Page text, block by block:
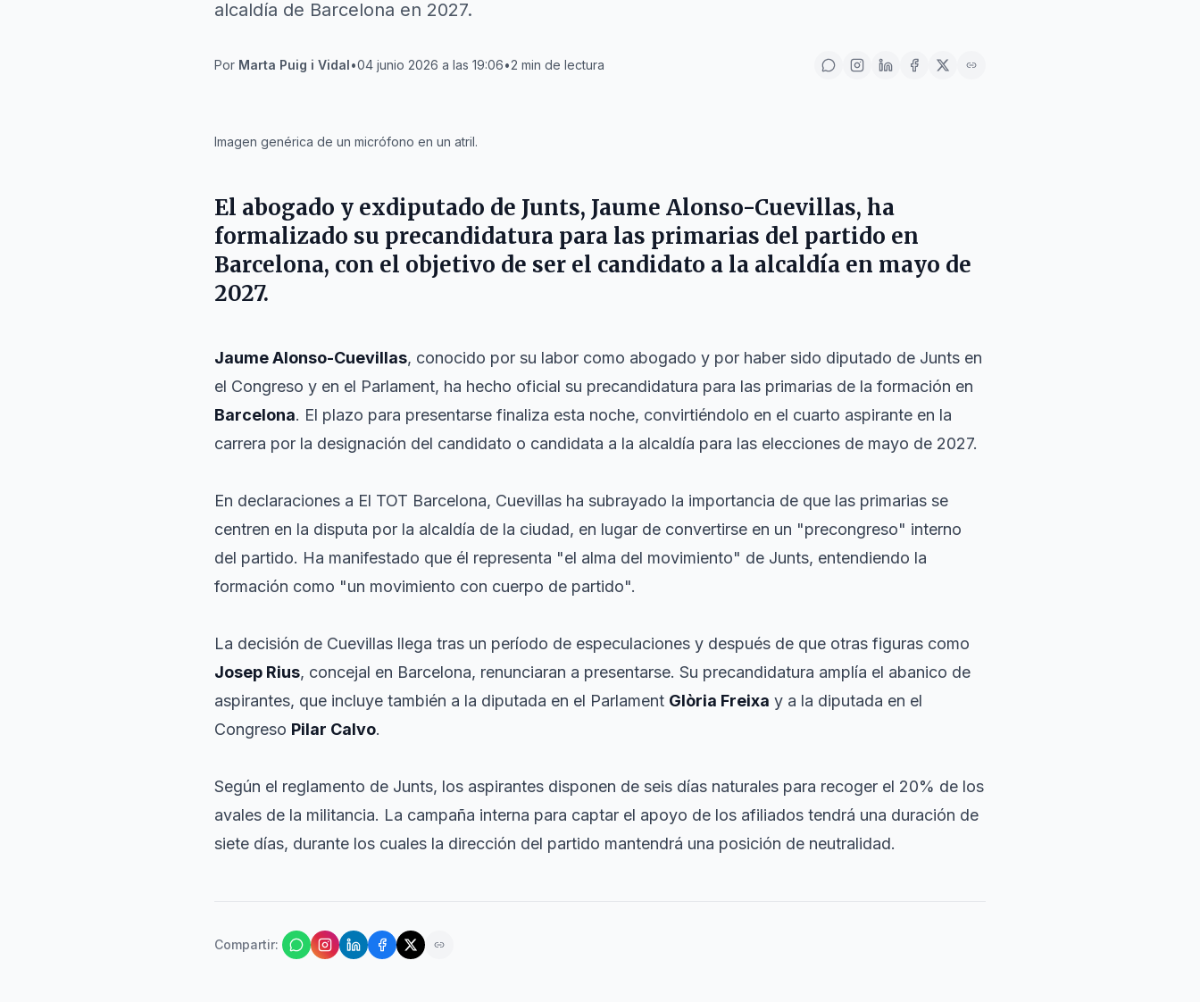
alcaldía de Barcelona en 2027.
Por Marta Puig i Vidal•04 junio 2026 a las 19:06•2 min de lectura
Imagen genérica de un micrófono en un atril.
El abogado y exdiputado de Junts, Jaume Alonso-Cuevillas, ha
formalizado su precandidatura para las primarias del partido en
Barcelona, con el objetivo de ser el candidato a la alcaldía en mayo de
2027.
Jaume Alonso-Cuevillas, conocido por su labor como abogado y por haber sido diputado de Junts en
el Congreso y en el Parlament, ha hecho oficial su precandidatura para las primarias de la formación en
Barcelona. El plazo para presentarse finaliza esta noche, convirtiéndolo en el cuarto aspirante en la
carrera por la designación del candidato o candidata a la alcaldía para las elecciones de mayo de 2027.
En declaraciones a El TOT Barcelona, Cuevillas ha subrayado la importancia de que las primarias se
centren en la disputa por la alcaldía de la ciudad, en lugar de convertirse en un "precongreso" interno
del partido. Ha manifestado que él representa "el alma del movimiento" de Junts, entendiendo la
formación como "un movimiento con cuerpo de partido".
La decisión de Cuevillas llega tras un período de especulaciones y después de que otras figuras como
Josep Rius, concejal en Barcelona, renunciaran a presentarse. Su precandidatura amplía el abanico de
aspirantes, que incluye también a la diputada en el Parlament Glòria Freixa y a la diputada en el
Congreso Pilar Calvo.
Según el reglamento de Junts, los aspirantes disponen de seis días naturales para recoger el 20% de los
avales de la militancia. La campaña interna para captar el apoyo de los afiliados tendrá una duración de
siete días, durante los cuales la dirección del partido mantendrá una posición de neutralidad.
Compartir: